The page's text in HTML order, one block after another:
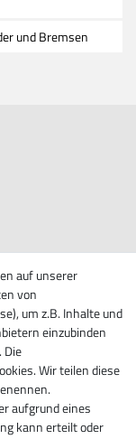
und Bremsen
auf unserer
von
um z.B. Inhalte und
einzubinden
Die
Wir teilen diese
aufgrund eines
kann erteilt oder